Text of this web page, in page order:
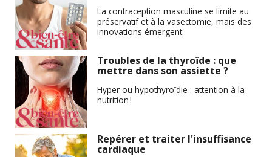
La contraception masculine se limite au
préservatif et à la vasectomie, mais des
innovations émergent.
Troubles de la thyroïde : que
mettre dans son assiette ?
Hyper ou hypothyroïdie : attention à la
nutrition !
Repérer et traiter l'insuffisance
cardiaque